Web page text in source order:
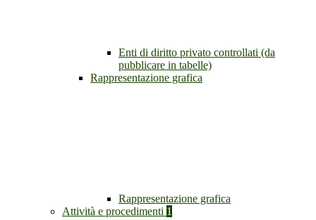
Enti di diritto privato controllati (da
pubblicare in tabelle)
Rappresentazione grafica
Rappresentazione grafica
Attività e procedimenti 1